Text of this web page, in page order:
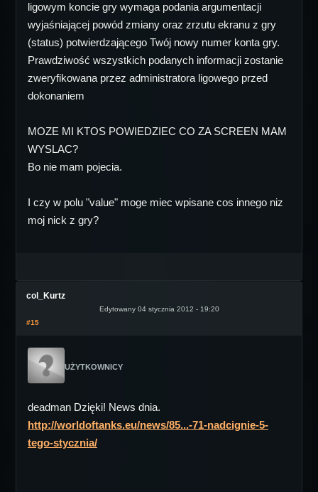
ligowym koncie gry wymaga podania argumentacji
wyjaśniającej powód zmiany oraz zrzutu ekranu z gry
(status) potwierdzającego Twój nowy numer konta gry.
Prawdziwość wszystkich podanych informacji zostanie
zweryfikowana przez administratora ligowego przed
dokonaniem
MOZE MI KTOS POWIEDZIEC CO ZA SCREEN MAM
WYSLAC?
Bo nie mam pojecia.
I czy w polu "value" moge miec wpisane cos innego niz
moj nick z gry?
col_Kurtz
Edytowany 04 stycznia 2012 - 19:20
#15
UŻYTKOWNICY
deadman Dzięki! News dnia.
http://worldoftanks.eu/news/85...-71-nadcignie-5-
tego-stycznia/